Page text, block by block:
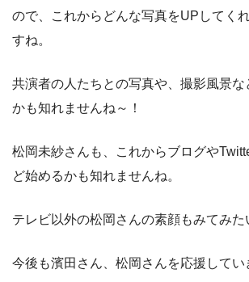
ので、これからどんな写真をUPしてく
すね。
共演者の人たちとの写真や、撮影風景な
かも知れませんね～！
松岡未紗さんも、これからブログや
ど始めるかも知れませんね。
テレビ以外の松岡さんの素顔もみてみた
今後も濱田さん、松岡さんを応援してい